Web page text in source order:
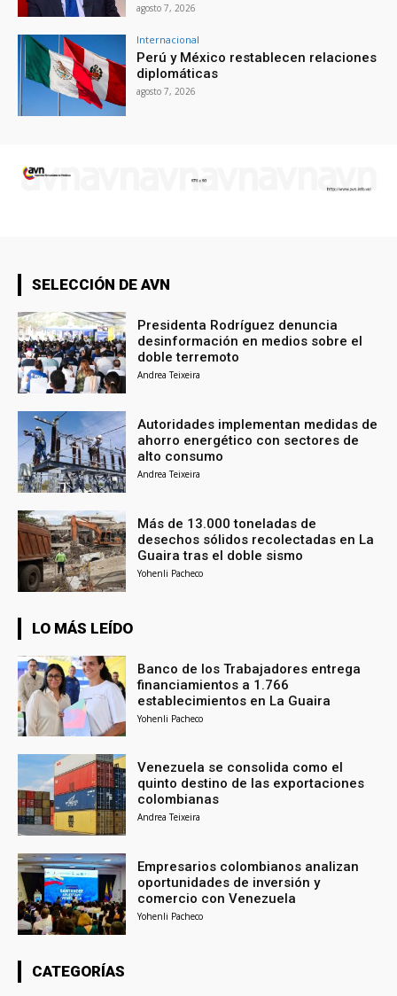
agosto 7, 2026
Internacional
Perú y México restablecen relaciones
diplomáticas
agosto 7, 2026
SELECCIÓN DE AVN
Presidenta Rodríguez denuncia
desinformación en medios sobre el
doble terremoto
Andrea Teixeira
Autoridades implementan medidas de
ahorro energético con sectores de
alto consumo
Andrea Teixeira
Más de 13.000 toneladas de
desechos sólidos recolectadas en La
Guaira tras el doble sismo
Yohenli Pacheco
LO MÁS LEÍDO
Banco de los Trabajadores entrega
financiamientos a 1.766
establecimientos en La Guaira
Yohenli Pacheco
Venezuela se consolida como el
quinto destino de las exportaciones
colombianas
Andrea Teixeira
Empresarios colombianos analizan
oportunidades de inversión y
comercio con Venezuela
Yohenli Pacheco
CATEGORÍAS